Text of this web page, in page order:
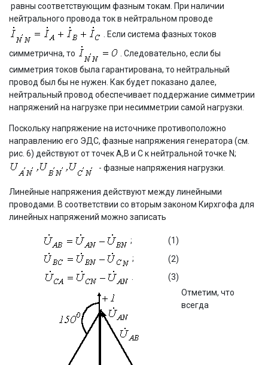
равны соответствующим фазным токам. При наличии
нейтрального провода ток в нейтральном проводе
. Если система фазных токов
симметрична, то
. Следовательно, если бы
симметрия токов была гарантирована, то нейтральный
провод был бы не нужен. Как будет показано далее,
нейтральный провод обеспечивает поддержание симметрии
напряжений на нагрузке при несимметрии самой нагрузки.
Поскольку напряжение на источнике противоположно
направлению его ЭДС, фазные напряжения генератора (см.
рис. 6) действуют от точек А,В и С к нейтральной точке N;
- фазные напряжения нагрузки.
Линейные напряжения действуют между линейными
проводами. В соответствии со вторым законом Кирхгофа для
линейных напряжений можно записать
;
(1)
;
(2)
(3)
Отметим, что
всегда